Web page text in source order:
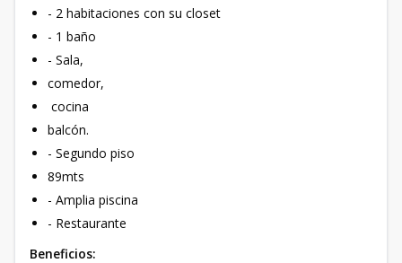
- 2 habitaciones con su closet
- 1 baño
- Sala,
comedor,
cocina
balcón.
- Segundo piso
89mts
- Amplia piscina
- Restaurante
Beneficios: